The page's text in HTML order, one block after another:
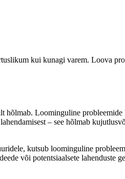
kui kunagi varem. Loova
Loominguline
– see hõlmab
kutsub loominguline
või potentsiaalsete lahenduste